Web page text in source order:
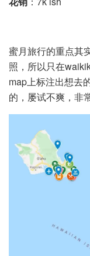
蜜月旅行的重点其
照，所以只在
map上标注出想去
的，屡试不爽，非